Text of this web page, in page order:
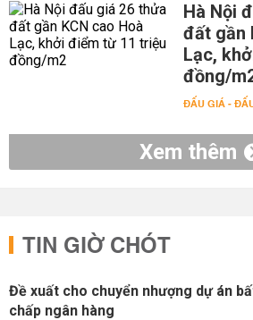
Hà Nội
đất gần
Lạc,
đồng/
ĐẤU GIÁ -
Xem thêm
TIN GIỜ CHÓT
Đề xuất cho chuyển nhượng dự án
chấp ngân hàng